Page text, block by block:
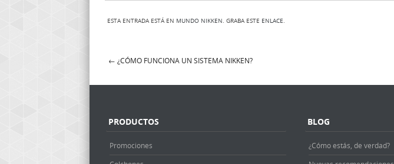
ESTA ENTRADA ESTÁ EN MUNDO NIKKEN. GRABA ESTE ENLACE.
← ¿CÓMO FUNCIONA UN SISTEMA NIKKEN?
PRODUCTOS
Promociones
BLOG
¿Cómo estás, de verdad?